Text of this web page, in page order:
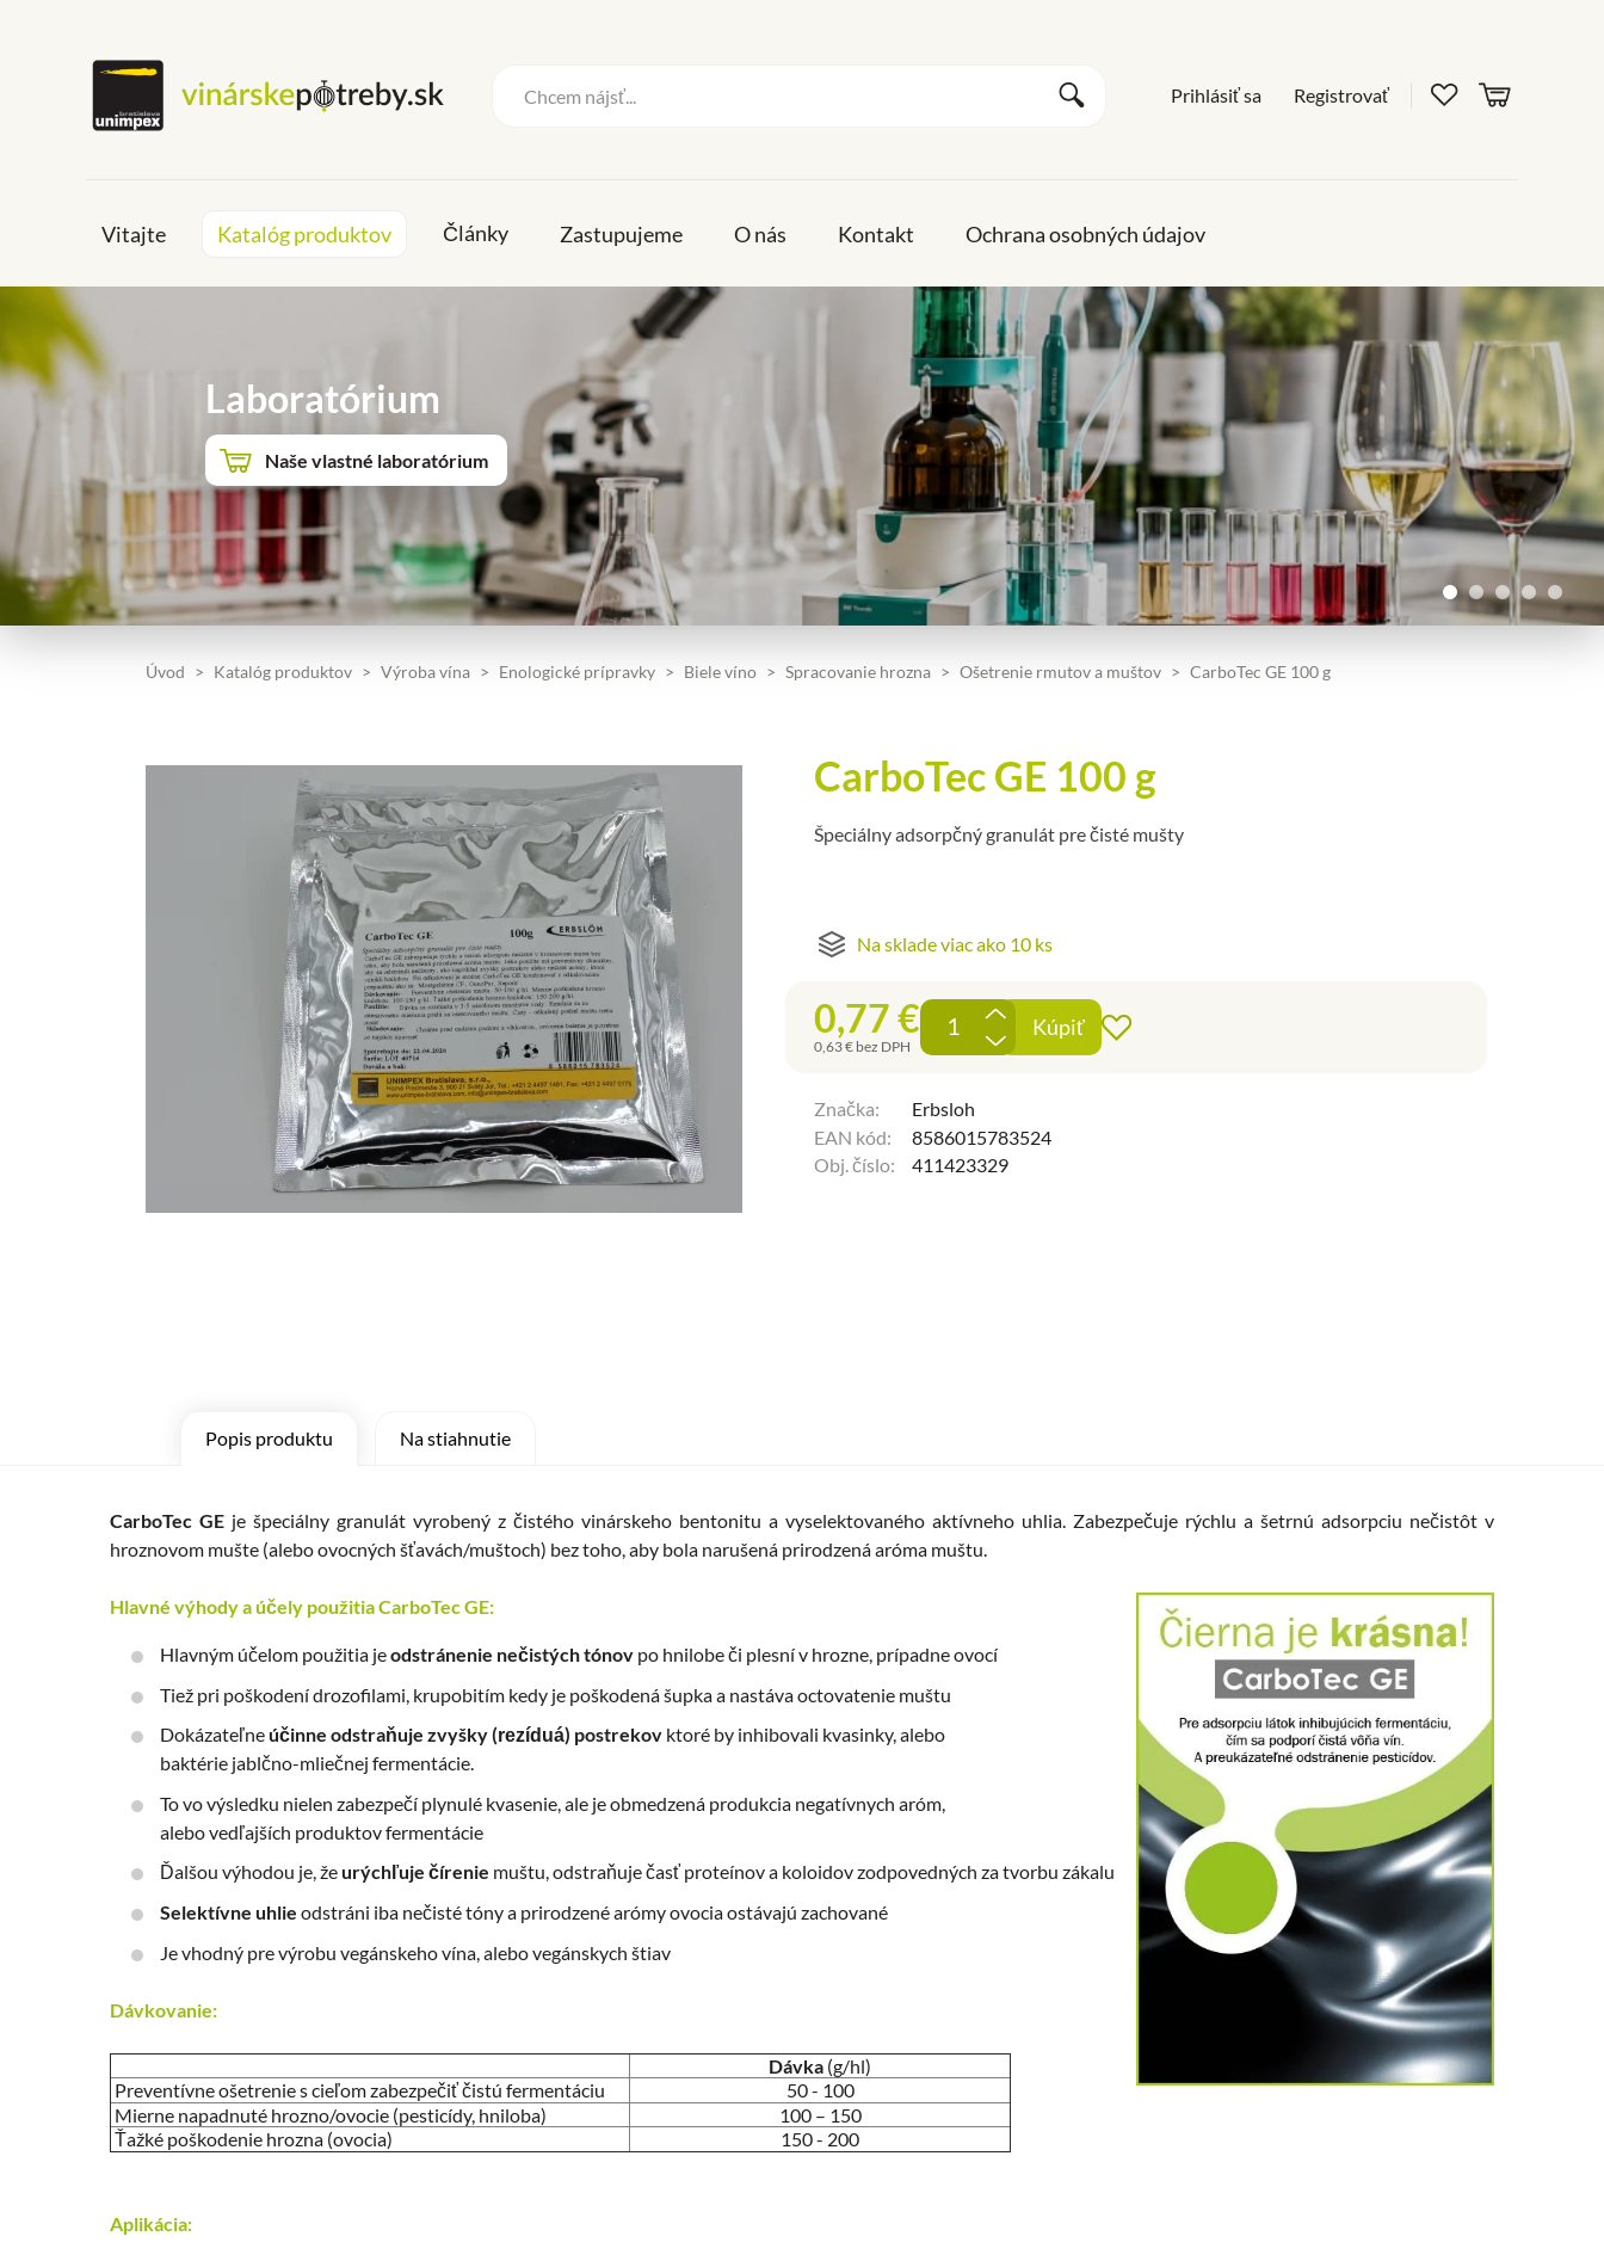
VyhľadaťPrihlásiť sa Registrovať Obľúbené
Vitajte Katalóg produktov Články Zastupujeme O nás Kontakt Ochrana osobných údajov
Laboratórium
Naše vlastné laboratórium
Úvod Katalóg produktov Výroba vína Enologické prípravky Biele víno Spracovanie hrozna Ošetrenie rmutov a muštov CarboTec GE 100 g
CarboTec GE 100 g
Špeciálny adsorpčný granulát pre čisté mušty
Na sklade viac ako 10 ks
0,77€
0,63€ bez DPH
-
Kúpiť
Značka:
Erbsloh
EAN kód:
8586015783524
Obj. číslo:
411423329
Popis produktu Na stiahnutie
CarboTec GE je špeciálny granulát vyrobený z čistého vinárskeho bentonitu a vyselektovaného aktívneho uhlia. Zabezpečuje rýchlu a šetrnú adsorpciu nečistôt v
hroznovom mušte (alebo ovocných šťavách/muštoch) bez toho, aby bola narušená prirodzená aróma muštu.
Hlavné výhody a účely použitia CarboTec GE:
Hlavným účelom použitia jeodstránenie nečistých tónov po hnilobe či plesní v hrozne, prípadne ovocí
Tiež pri poškodení drozofilami, krupobitím kedy je poškodená šupka a nastáva octovatenie muštu
Dokázateľneúčinne odstraňuje zvyšky (rezíduá) postrekov ktoré by inhibovali kvasinky, alebo
baktérie jablčno-mliečnej fermentácie.
To vo výsledku nielen zabezpečí plynulé kvasenie, ale je obmedzená produkcia negatívnych aróm,
alebo vedľajších produktov fermentácie
Ďalšou výhodou je, žeurýchľuje čírenie muštu, odstraňuje časť proteínov a koloidov zodpovedných za tvorbu zákalu
Selektívne uhlie odstráni iba nečisté tóny a prirodzené arómy ovocia ostávajú zachované
Je vhodný pre výrobu vegánskeho vína, alebo vegánskych štiav
Dávkovanie:
Dávka (g/hl)
Preventívne ošetrenie s cieľom zabezpečiť čistú fermentáciu
50 - 100
Mierne napadnuté hrozno/ovocie (pesticídy, hniloba)
100 – 150
Ťažké poškodenie hrozna (ovocia)
150 - 200
Aplikácia: